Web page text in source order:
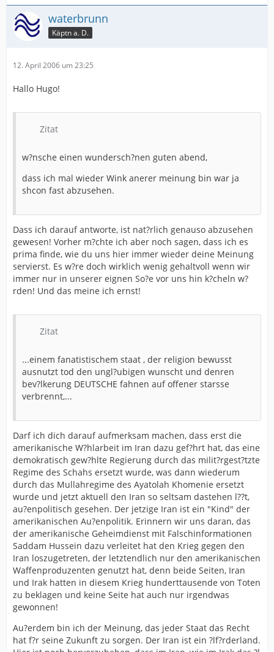
waterbrunn
Käptn a. D.
12. April 2006 um 23:25
Hallo Hugo!
Zitat
w?nsche einen wundersch?nen guten abend,
dass ich mal wieder Wink anerer meinung bin war ja
shcon fast abzusehen.
Dass ich darauf antworte, ist nat?rlich genauso abzusehen
gewesen! Vorher m?chte ich aber noch sagen, dass ich es
prima finde, wie du uns hier immer wieder deine Meinung
servierst. Es w?re doch wirklich wenig gehaltvoll wenn wir
immer nur in unserer eignen So?e vor uns hin k?cheln w?
rden! Und das meine ich ernst!
Zitat
...einem fanatistischem staat , der religion bewusst
ausnutzt tod den ungl?ubigen wunscht und denren
bev?lkerung DEUTSCHE fahnen auf offener starsse
verbrennt,...
Darf ich dich darauf aufmerksam machen, dass erst die
amerikanische W?hlarbeit im Iran dazu gef?hrt hat, das eine
demokratisch gew?hlte Regierung durch das milit?rgest?tzte
Regime des Schahs ersetzt wurde, was dann wiederum
durch das Mullahregime des Ayatolah Khomenie ersetzt
wurde und jetzt aktuell den Iran so seltsam dastehen l??t,
au?enpolitisch gesehen. Der jetzige Iran ist ein "Kind" der
amerikanischen Au?enpolitik. Erinnern wir uns daran, das
der amerikanische Geheimdienst mit Falschinformationen
Saddam Hussein dazu verleitet hat den Krieg gegen den
Iran loszugetreten, der letztendlich nur den amerikanischen
Waffenproduzenten genutzt hat, denn beide Seiten, Iran
und Irak hatten in diesem Krieg hunderttausende von Toten
zu beklagen und keine Seite hat auch nur irgendwas
gewonnen!
Au?erdem bin ich der Meinung, das jeder Staat das Recht
hat f?r seine Zukunft zu sorgen. Der Iran ist ein ?lf?rderland.